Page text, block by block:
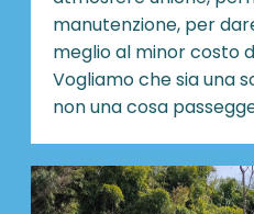
manutenzione, per
meglio al minor costo
Vogliamo che sia una
non una cosa